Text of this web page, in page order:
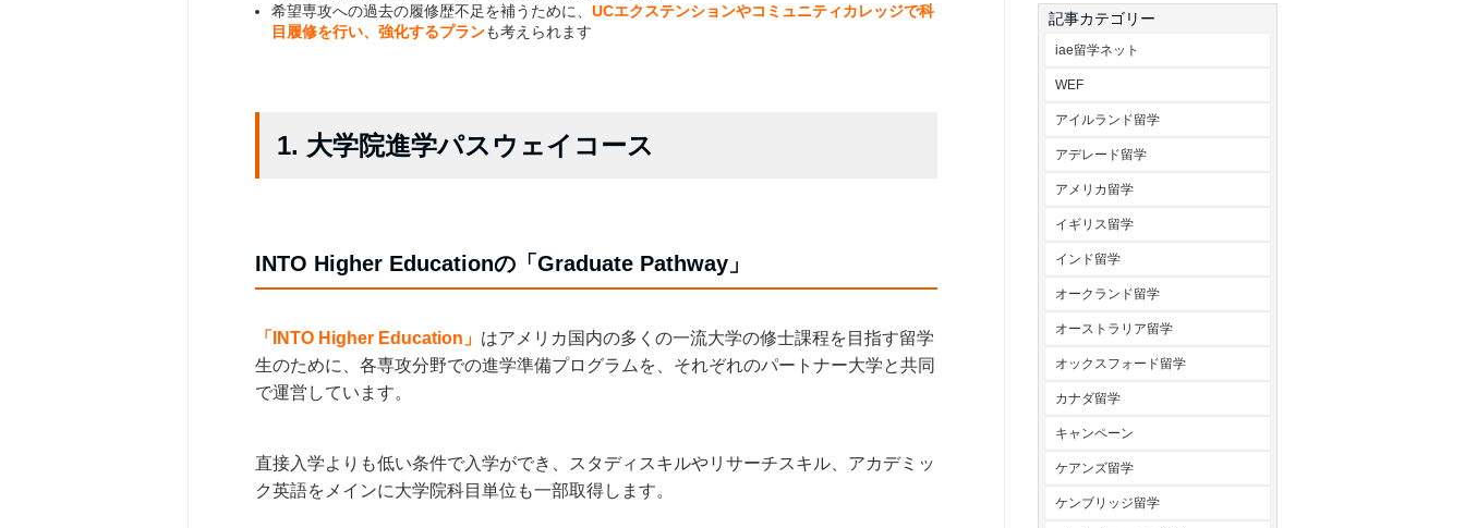
希望専攻への過去の履修歴不足を補うために、 UCエクステンションやコミュニティカレッジで科
目履修を行い、強化するプランも考えられます
1. 大学院進学パスウェイコース
INTO Higher Educationの「Graduate Pathway」
「INTO Higher Education」 はアメリカ国内の多くの一流大学の修士課程を目指す留学
生のために、各専攻分野での進学準備プログラムを、それぞれのパートナー大学と共同
で運営しています。
直接入学よりも低い条件で入学ができ、スタディスキルやリサーチスキル、アカデミッ
ク英語をメインに大学院科目単位も一部取得します。
記事カテゴリー
iae留学ネット
WEF
アイルランド留学
アデレード留学
アメリカ留学
イギリス留学
インド留学
オークランド留学
オーストラリア留学
オックスフォード留学
カナダ留学
キャンペーン
ケアンズ留学
ケンブリッジ留学